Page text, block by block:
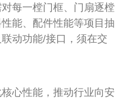
每一樘门框、门扇逐樘
能、配件性能等项目抽
动功能/接口，须在交
心性能，推动行业向安